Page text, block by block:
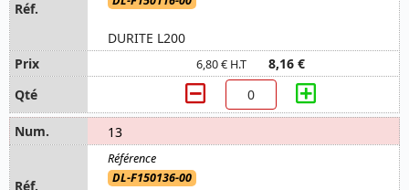
DURITE L200
6,80 € H.T 8,16 €
13
DL-F150136-00